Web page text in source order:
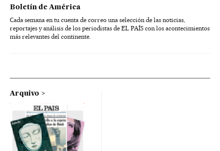
Boletín de América
Cada semana en tu cuenta de correo una selección de las noticias,
reportajes y análisis de los periodistas de EL PAÍS con los acontecimientos
más relevantes del continente.
Arquivo